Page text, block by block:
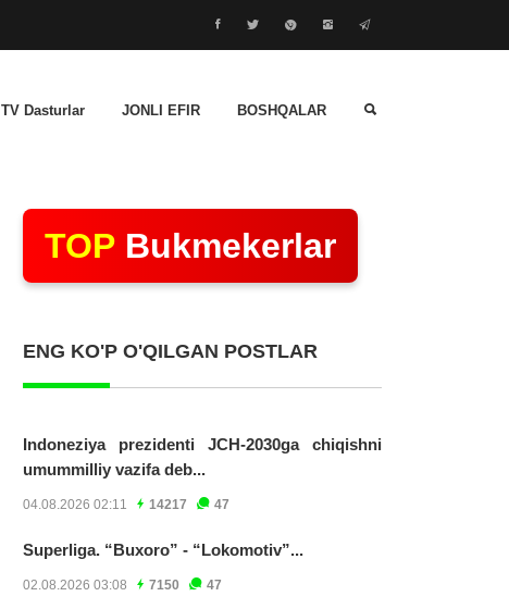
TV Dasturlar JONLI EFIR BOSHQALAR
TOP Bukmekerlar
ENG KO'P O'QILGAN POSTLAR
Indoneziya prezidenti JCH-2030ga chiqishni
umummilliy vazifa deb...
04.08.2026 02:11 14217 47
Superliga. “Buxoro” - “Lokomotiv”...
02.08.2026 03:08 7150 47